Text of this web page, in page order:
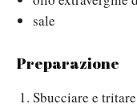
sale
Preparazione
Sbucciare e